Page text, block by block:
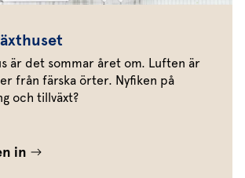
är det sommar året om. Luften är
från färska örter. Nyfiken på
och tillväxt?
in